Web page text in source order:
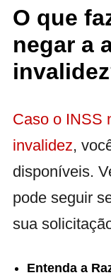
O que
negar a
Caso o INSS
invalidez,
disponíveis.
pode seguir
sua
Entenda a